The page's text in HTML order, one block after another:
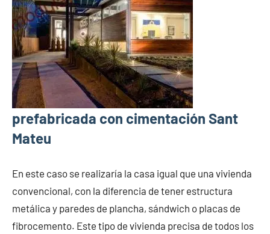
prefabricada con cimentación Sant
Mateu
En este caso se realizaría la casa igual que una vivienda
convencional, con la diferencia de tener estructura
metálica y paredes de plancha, sándwich o placas de
fibrocemento. Este tipo de vivienda precisa de todos los